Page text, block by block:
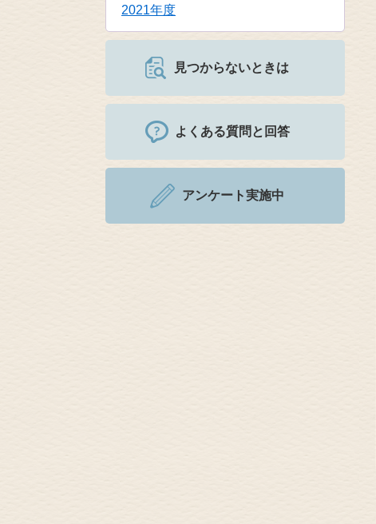
2021年度
見つからないときは
よくある質問と回答
アンケート実施中